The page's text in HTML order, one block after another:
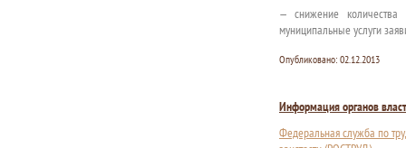
— снижение количества
муниципальные услуги
Опубликовано: 02.12.2013
Информация органов
Федеральная служба по